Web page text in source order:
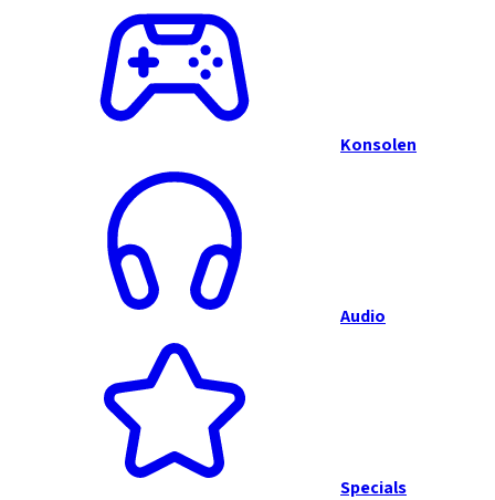
Konsolen
Audio
Specials